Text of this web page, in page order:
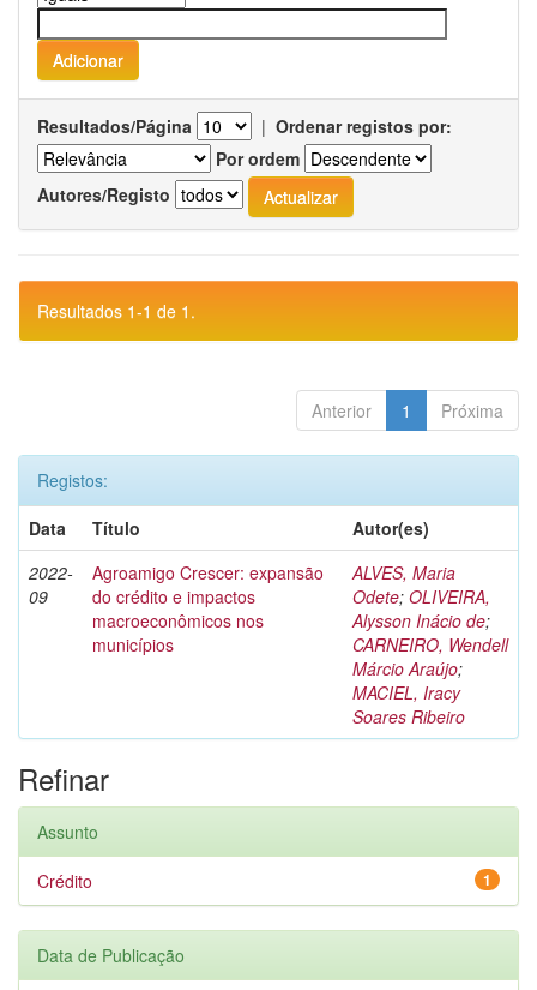
Resultados/Página | Ordenar registos por:
Por ordem
Autores/Registo
Resultados 1-1 de 1.
Anterior 1 Próxima
Registos:
Data
Título
Autor(es)
2022-
09
Agroamigo Crescer: expansão
do crédito e impactos
macroeconômicos nos
municípios
ALVES, Maria
Odete; OLIVEIRA,
Alysson Inácio de;
CARNEIRO, Wendell
Márcio Araújo;
MACIEL, Iracy
Soares Ribeiro
Refinar
Assunto
1
Crédito
Data de Publicação